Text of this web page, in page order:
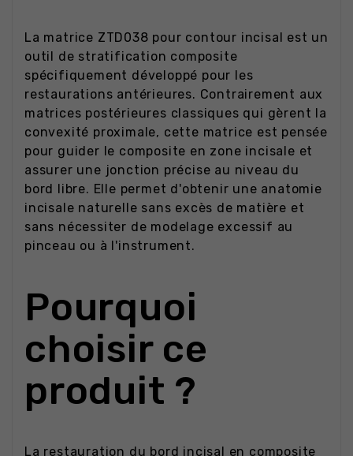
La matrice ZTD038 pour contour incisal est un
outil de stratification composite
spécifiquement développé pour les
restaurations antérieures. Contrairement aux
matrices postérieures classiques qui gèrent la
convexité proximale, cette matrice est pensée
pour guider le composite en zone incisale et
assurer une jonction précise au niveau du
bord libre. Elle permet d'obtenir une anatomie
incisale naturelle sans excès de matière et
sans nécessiter de modelage excessif au
pinceau ou à l'instrument.
Pourquoi
choisir ce
produit ?
La restauration du bord incisal en composite